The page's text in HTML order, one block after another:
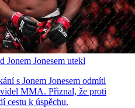
Jonem Jonesem utekl
s Jonem Jonesem odmítl
MMA. Přiznal, že proti
cestu k úspěchu.